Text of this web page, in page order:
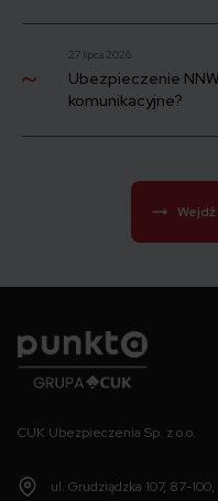
27 lipca 2026
Ubezpieczenie
komunikacyjne?
CUK Ubezpieczenia Sp. z o.o.
ul. Grudziądzka 107, 87-100,